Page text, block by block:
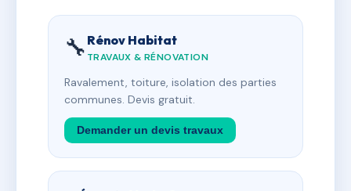
🔧 Rénov Habitat
TRAVAUX & RÉNOVATION
Ravalement, toiture, isolation des parties
communes. Devis gratuit.
Demander un devis travaux